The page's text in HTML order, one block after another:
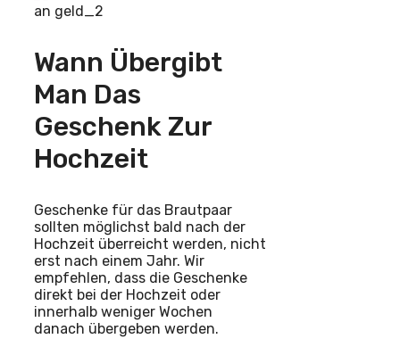
Wann Übergibt
Man Das
Geschenk Zur
Hochzeit
Geschenke für das Brautpaar
sollten möglichst bald nach der
Hochzeit überreicht werden, nicht
erst nach einem Jahr. Wir
empfehlen, dass die Geschenke
direkt bei der Hochzeit oder
innerhalb weniger Wochen
danach übergeben werden.